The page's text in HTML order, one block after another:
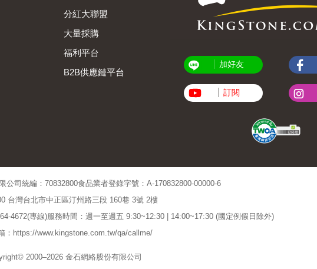
分紅大聯盟
大量採購
福利平台
B2B供應鏈平台
加好友
訂閱
公司 統編：70832800食品業者登錄字號：A-170832800-00000-6
台灣台北市中正區汀州路三段 160巷 3號 2樓
4672(專線)服務時間：週一至週五 9:30~12:30 | 14:00~17:30 (國定例假日除外)
：https://www.kingstone.com.tw/qa/callme/
2000–2026 金石網絡股份有限公司